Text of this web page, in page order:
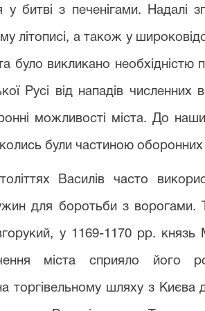
у битві з печенігами. Надалі
літописі, а також у
було викликано необхідністю
Русі від нападів
можливості міста. До
колись були частиною
Василів часто
для боротьби з
у 1169-1170 рр. князь
міста сприяло його
торгівельному шляху з Києва